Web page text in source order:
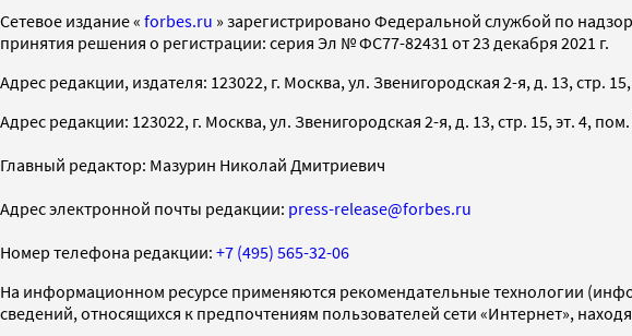
Cетевое издание « forbes.ru » зарегистрировано Федеральной службой по
принятия решения о регистрации: серия Эл № ФС77-82431 от 23 декабря 2021 г.
Адрес редакции, издателя: 123022, г. Москва, ул. Звенигородская 2-я, д. 13, стр.
Адрес редакции: 123022, г. Москва, ул. Звенигородская 2-я, д. 13, стр. 15, эт. 4, пом.
Главный редактор: Мазурин Николай Дмитриевич
Адрес электронной почты редакции: press-release@forbes.ru
Номер телефона редакции: +7 (495) 565-32-06
На информационном ресурсе применяются рекомендательные технологии
сведений, относящихся к предпочтениям пользователей сети «Интернет»,